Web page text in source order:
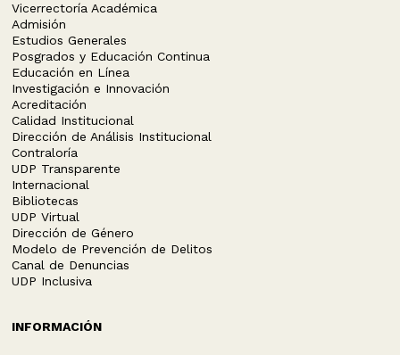
Vicerrectoría Académica
Admisión
Estudios Generales
Posgrados y Educación Continua
Educación en Línea
Investigación e Innovación
Acreditación
Calidad Institucional
Dirección de Análisis Institucional
Contraloría
UDP Transparente
Internacional
Bibliotecas
UDP Virtual
Dirección de Género
Modelo de Prevención de Delitos
Canal de Denuncias
UDP Inclusiva
INFORMACIÓN